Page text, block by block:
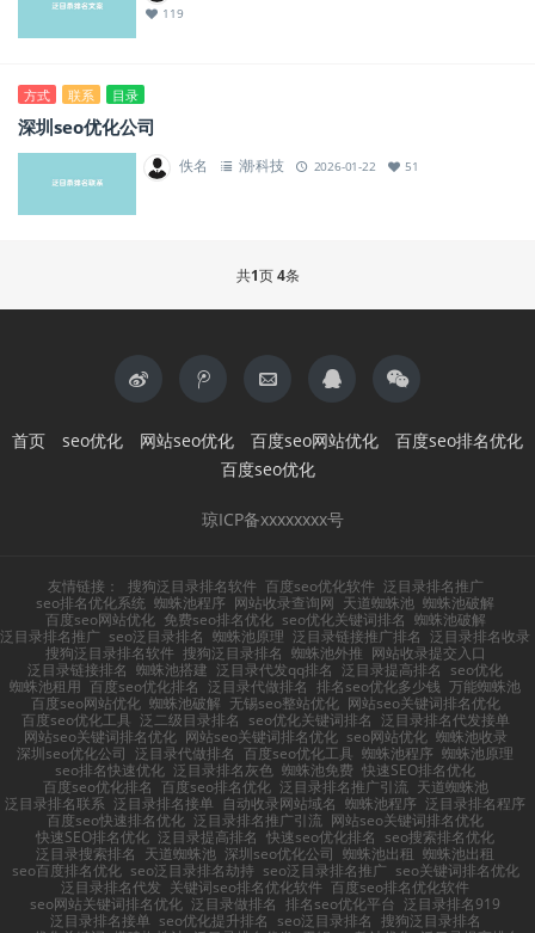
119
方式 联系 目录
深圳seo优化公司
佚名 潮·科技 2026-01-22 51
共1页4条
首页 seo优化 网站seo优化 百度seo网站优化
百度seo排名优化
百度seo优化
琼ICP备xxxxxxxx号
友情链接： 搜狗泛目录排名软件 百度seo优化软件 泛目录排名推广
seo排名优化系统 蜘蛛池程序 网站收录查询网 天道蜘蛛池 蜘蛛池破解
百度seo网站优化 免费seo排名优化 seo优化关键词排名 蜘蛛池破解
泛目录排名推广 seo泛目录排名 蜘蛛池原理 泛目录链接推广排名 泛目录排名收录
搜狗泛目录排名软件 搜狗泛目录排名 蜘蛛池外推 网站收录提交入口
泛目录链接排名 蜘蛛池搭建 泛目录代发qq排名 泛目录提高排名 seo优化
蜘蛛池租用 百度seo优化排名 泛目录代做排名 排名seo优化多少钱 万能蜘蛛池
百度seo网站优化 蜘蛛池破解 无锡seo整站优化 网站seo关键词排名优化
百度seo优化工具 泛二级目录排名 seo优化关键词排名 泛目录排名代发接单
网站seo关键词排名优化 网站seo关键词排名优化 seo网站优化 蜘蛛池收录
深圳seo优化公司 泛目录代做排名 百度seo优化工具 蜘蛛池程序 蜘蛛池原理
seo排名快速优化 泛目录排名灰色 蜘蛛池免费 快速SEO排名优化
百度seo优化排名 百度seo排名优化 泛目录排名推广引流 天道蜘蛛池
泛目录排名联系 泛目录排名接单 自动收录网站域名 蜘蛛池程序 泛目录排名程序
百度seo快速排名优化 泛目录排名推广引流 网站seo关键词排名优化
快速SEO排名优化 泛目录提高排名 快速seo优化排名 seo搜索排名优化
泛目录搜索排名 天道蜘蛛池 深圳seo优化公司 蜘蛛池出租 蜘蛛池出租
seo百度排名优化 seo泛目录排名劫持 seo泛目录排名推广 seo关键词排名优化
泛目录排名代发 关键词seo排名优化软件 百度seo排名优化软件
seo网站关键词排名优化 泛目录做排名 排名seo优化平台 泛目录排名919
泛目录排名接单 seo优化提升排名 seo泛目录排名 搜狗泛目录排名